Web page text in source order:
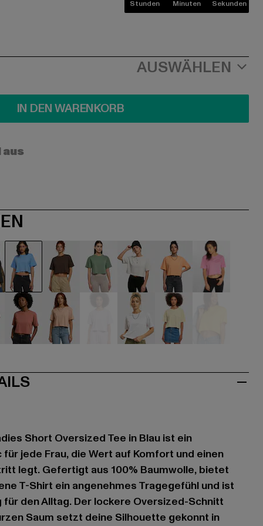
Stunden Minuten Sekunden
AUSWÄHLEN
IN DEN WARENKORB
blau braun grau orange
Short Oversized Tee in Blau ist ein
jede Frau, die Wert auf Komfort und einen
legt. Gefertigt aus 100% Baumwolle, bietet
T-Shirt ein angenehmes Tragegefühl und ist
den Alltag. Der lockere Oversized-Schnitt
Saum setzt deine Silhouette gekonnt in